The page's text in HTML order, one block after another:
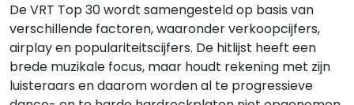
De VRT Top 30 wordt samengesteld op basis van
verschillende factoren, waaronder verkoopcijfers,
airplay en populariteitscijfers. De hitlijst heeft een
brede muzikale focus, maar houdt rekening met zijn
luisteraars en daarom worden al te progressieve